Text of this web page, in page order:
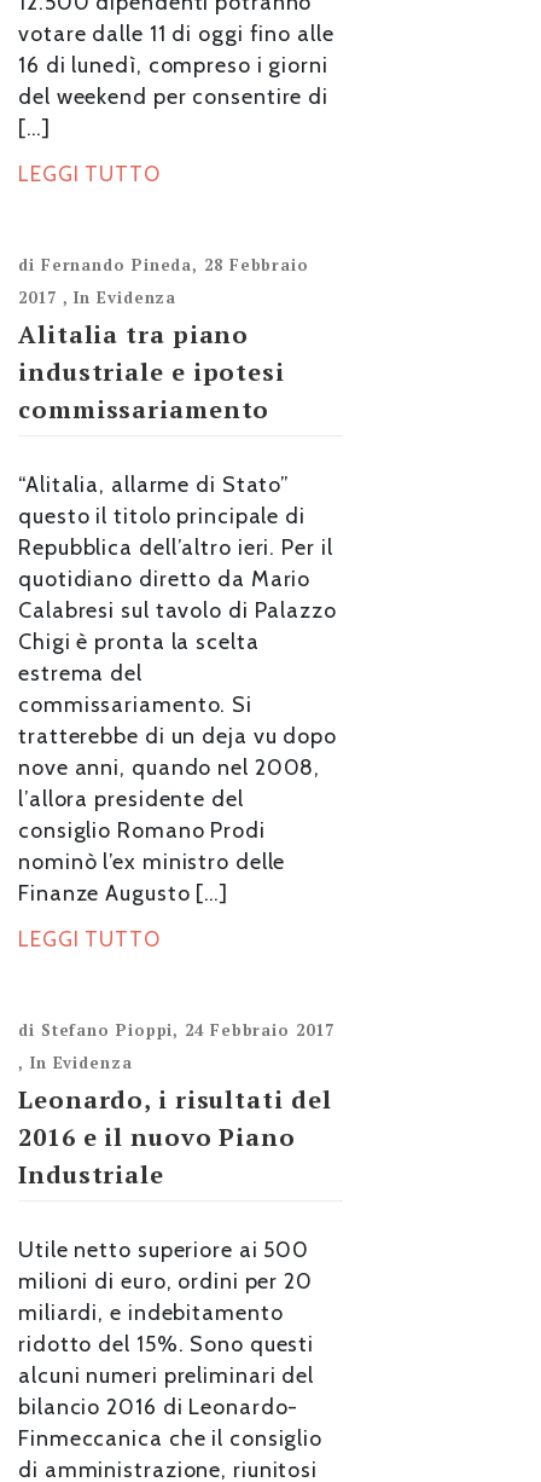
votare dalle 11 di oggi fino alle
16 di lunedì, compreso i giorni
del weekend per consentire di
[…]
LEGGI TUTTO
di Fernando Pineda, 28 Febbraio
2017 ,In Evidenza
Alitalia tra piano
industriale e ipotesi
commissariamento
“Alitalia, allarme di Stato”
questo il titolo principale di
Repubblica dell’altro ieri. Per il
quotidiano diretto da Mario
Calabresi sul tavolo di Palazzo
Chigi è pronta la scelta
estrema del
commissariamento. Si
tratterebbe di un deja vu dopo
nove anni, quando nel 2008,
l’allora presidente del
consiglio Romano Prodi
nominò l’ex ministro delle
Finanze Augusto […]
LEGGI TUTTO
di Stefano Pioppi, 24 Febbraio 2017
, In Evidenza
Leonardo, i risultati del
2016 e il nuovo Piano
Industriale
Utile netto superiore ai 500
milioni di euro, ordini per 20
miliardi, e indebitamento
ridotto del 15%. Sono questi
alcuni numeri preliminari del
bilancio 2016 di Leonardo-
Finmeccanica che il consiglio
di amministrazione, riunitosi